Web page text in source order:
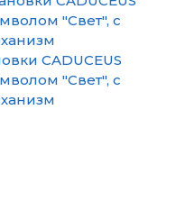
CADUCEUS
"Свет", с